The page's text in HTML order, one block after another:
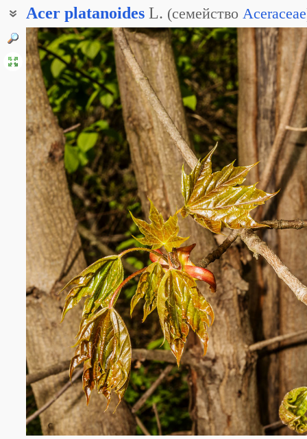
Acer platanoides L. (семейство Aceraceae
Клён платановидный
Клён платанолистный
Клён чинаролистный